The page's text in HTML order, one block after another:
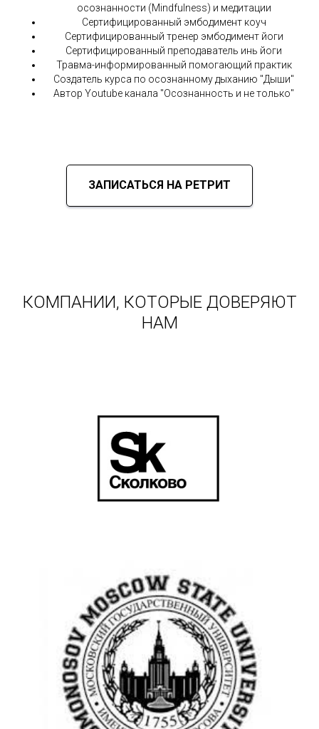
осознанности (Mindfulness) и медитации
Сертифицированный эмбодимент коуч
Сертифицированный тренер эмбодимент йоги
Сертифицированный преподаватель инь йоги
Травма-информированный помогающий практик
Создатель курса по осознанному дыханию "Дыши"
Автор Youtube канала "Осознанность и не только"
ЗАПИСАТЬСЯ НА РЕТРИТ
КОМПАНИИ, КОТОРЫЕ ДОВЕРЯЮТ
НАМ